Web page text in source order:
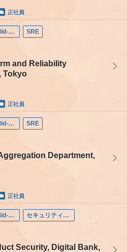
正社員
English (Mid-career) SRE
and Reliability
Tokyo
正社員
English (Mid-career) SRE
Department,
正社員
English (Mid-career) セキュリティエンジニア
Security, Digital Bank,